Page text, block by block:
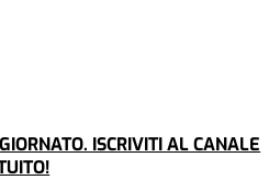
ISCRIVITI AL CANALE